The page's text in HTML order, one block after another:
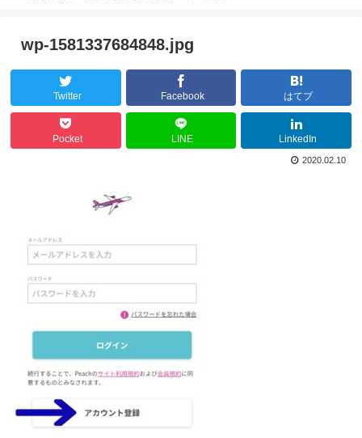
wp-1581337684848.jpg
Twitter Facebook はてブ
Pocket LINE LinkedIn
2020.02.10